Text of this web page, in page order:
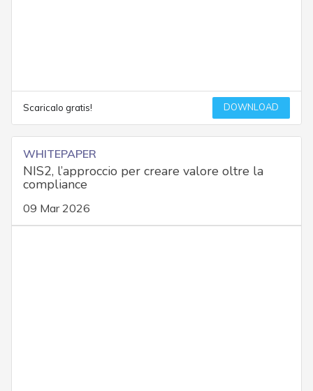
Scaricalo gratis! DOWNLOAD
WHITEPAPER
NIS2, l’approccio per creare valore oltre la
compliance
09 Mar 2026